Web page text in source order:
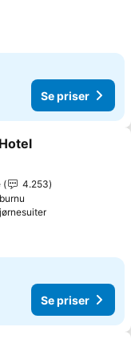
Se priser
4.253
Se priser